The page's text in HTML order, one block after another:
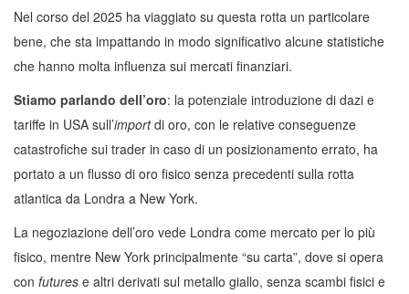
Nel corso del 2025 ha viaggiato su questa rotta un particolare
bene, che sta impattando in modo significativo alcune statistiche
che hanno molta influenza sui mercati finanziari.
Stiamo parlando dell’oro: la potenziale introduzione di dazi e
tariffe in USA sull’importdi oro, con le relative conseguenze
catastrofiche sui trader in caso di un posizionamento errato, ha
portato a un flusso di oro fisico senza precedenti sulla rotta
atlantica da Londra a New York.
La negoziazione dell’oro vede Londra come mercato per lo più
fisico, mentre New York principalmente “su carta”, dove si opera
con futures e altri derivati sul metallo giallo, senza scambi fisici e